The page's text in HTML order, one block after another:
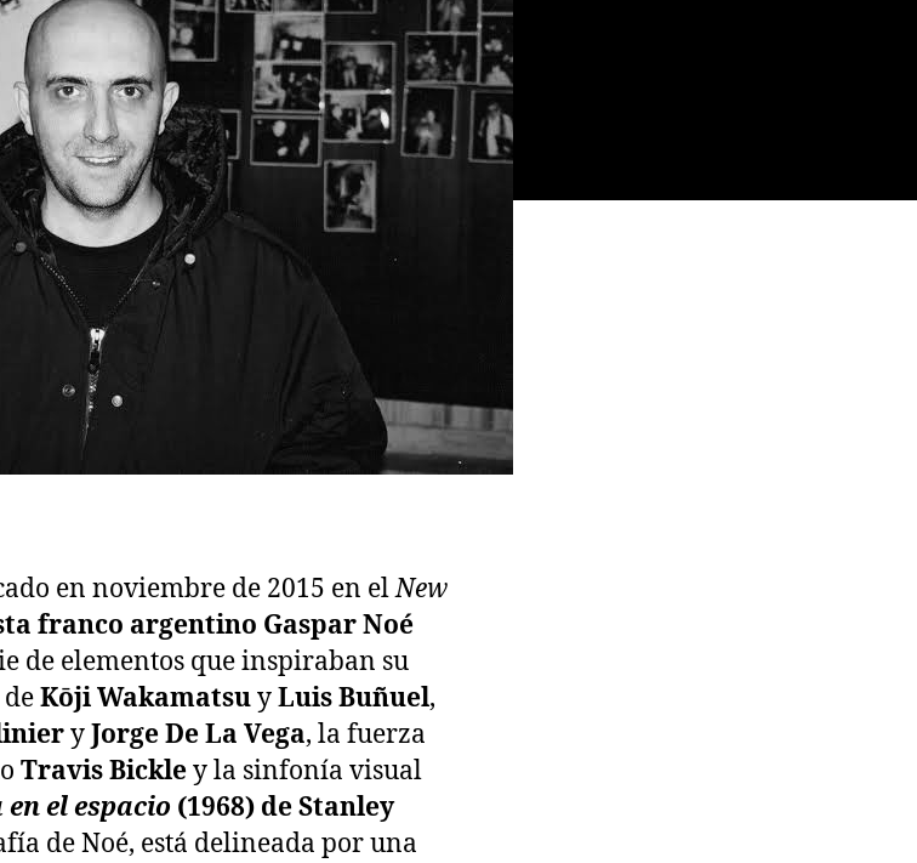
en noviembre de 2015 en elNew
franco argentino Gaspar Noé
de elementos que inspiraban su
Kōji WakamatsuyLuis Buñuel,
yJorge De La Vega, la fuerza
Travis Bickley la sinfonía visual
el espacio (1968) de Stanley
de Noé, está delineada por una